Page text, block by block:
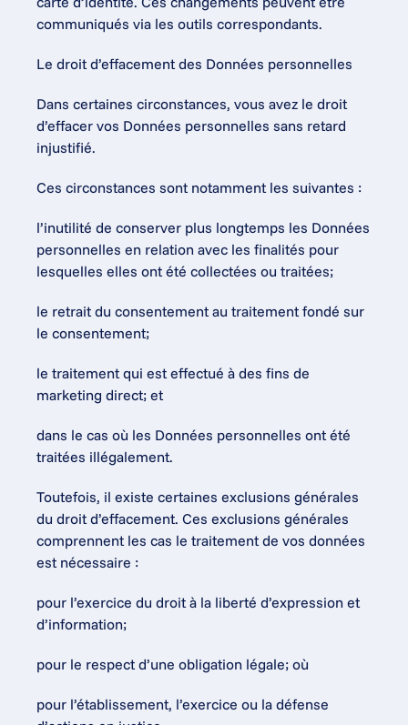
communiqués via les outils correspondants.
Le droit d’effacement des Données personnelles
Dans certaines circonstances, vous avez le droit
d’effacer vos Données personnelles sans retard
injustifié.
Ces circonstances sont notamment les suivantes :
l’inutilité de conserver plus longtemps les Données
personnelles en relation avec les finalités pour
lesquelles elles ont été collectées ou traitées;
le retrait du consentement au traitement fondé sur
le consentement;
le traitement qui est effectué à des fins de
marketing direct; et
dans le cas où les Données personnelles ont été
traitées illégalement.
Toutefois, il existe certaines exclusions générales
du droit d’effacement. Ces exclusions générales
comprennent les cas le traitement de vos données
est nécessaire :
pour l’exercice du droit à la liberté d’expression et
d’information;
pour le respect d’une obligation légale; où
pour l’établissement, l’exercice ou la défense